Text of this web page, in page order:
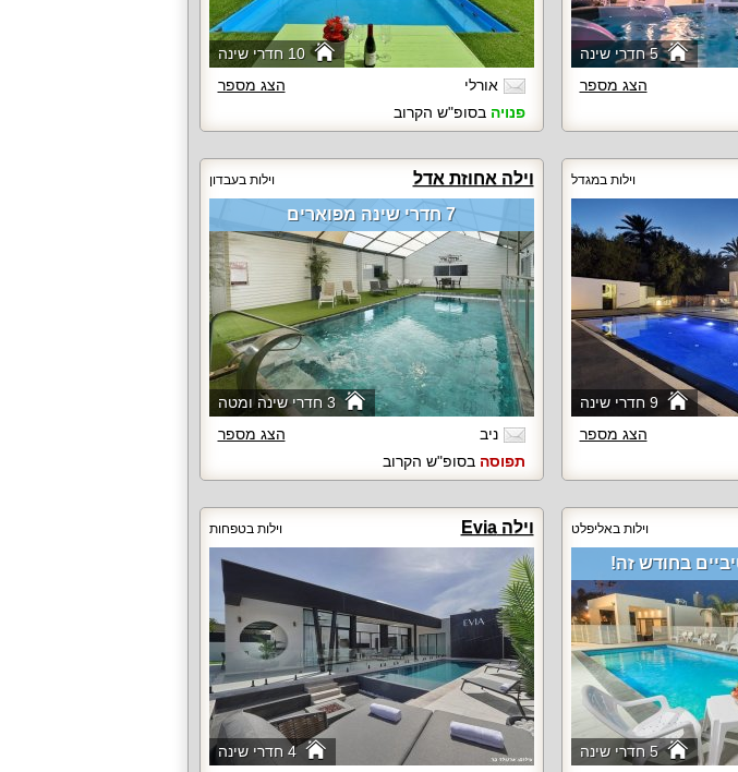
5 חדרי שינה
הצג מספר
10 חדרי שינה
אורלי
הצג מספר
פנויה בסופ"ש הקרוב
וילות במגדל
9 חדרי שינה
הצג מספר
וילה אחוזת אדל וילות בעבדון
3 חדרי שינה ומטה
7 חדרי שינה מפוארים
ניב
הצג מספר
תפוסה בסופ"ש הקרוב
וילות באליפלט
5 חדרי שינה
בחודש זה!
וילה Evia וילות בטפחות
4 חדרי שינה